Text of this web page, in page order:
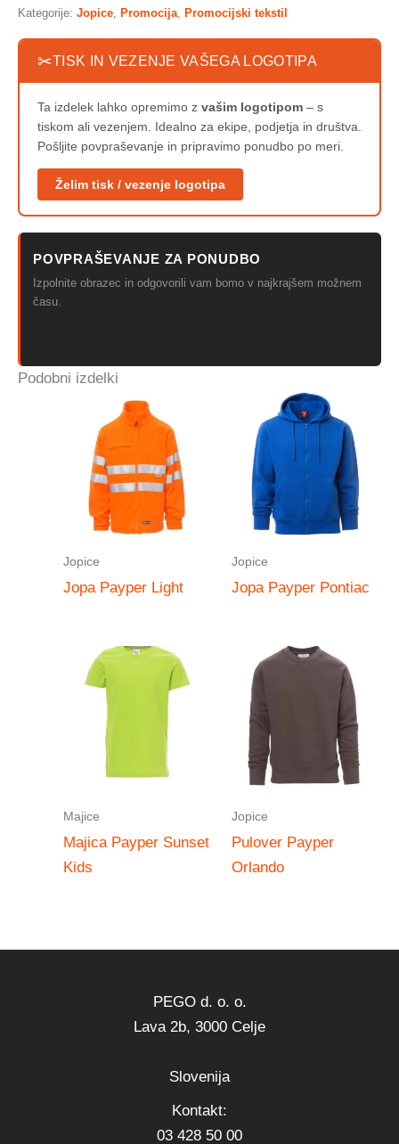
Kategorije: Jopice Promocija Promocijski tekstil
✂TISK IN VEZENJE VAŠEGA LOGOTIPA
Ta izdelek lahko opremimo z vašim logotipom – s
tiskom ali vezenjem. Idealno za ekipe, podjetja in društva.
Pošljite povpraševanje in pripravimo ponudbo po meri.
Želim tisk / vezenje logotipa
POVPRAŠEVANJE ZA PONUDBO
Izpolnite obrazec in odgovorili vam bomo v najkrajšem možnem
času.
Podobni izdelki
Jopice
Jopa Payper Light
Jopice
Jopa Payper Pontiac
Majice
Majica Payper Sunset
Kids
Jopice
Pulover Payper
Orlando
PEGO d. o. o.
Lava 2b, 3000 Celje
Slovenija
Kontakt:
03 428 50 00